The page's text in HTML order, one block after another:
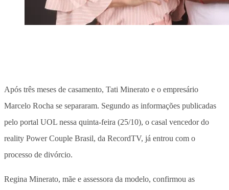
Após três meses de casamento, Tati Minerato e o empresário
Marcelo Rocha se separaram. Segundo as informações publicadas
pelo portal UOL nessa quinta-feira (25/10), o casal vencedor do
reality Power Couple Brasil, da RecordTV, já entrou com o
processo de divórcio.
Regina Minerato, mãe e assessora da modelo, confirmou as